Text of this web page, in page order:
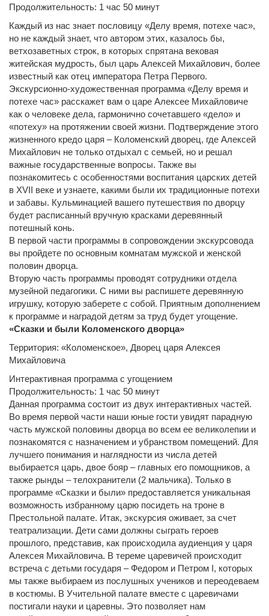
Продолжительность: 1 час 50 минут
Каждый из нас знает пословицу «Делу время, потехе час»,
но не каждый знает, что автором этих, казалось бы,
ветхозаветных строк, в которых спрятана вековая
житейская мудрость, был царь Алексей Михайлович, более
известный как отец императора Петра Первого.
Экскурсионно-художественная программа «Делу время и
потехе час» расскажет вам о царе Алексее Михайловиче
как о человеке дела, гармонично сочетавшего «дело» и
«потеху» на протяжении своей жизни. Подтверждение этого
жизненного кредо царя – Коломенский дворец, где Алексей
Михайлович не только отдыхал с семьей, но и решал
важные государственные вопросы. Также вы
познакомитесь с особенностями воспитания царских детей
в XVII веке и узнаете, какими были их традиционные потехи
и забавы. Кульминацией вашего путешествия по дворцу
будет расписанный вручную красками деревянный
потешный конь.
В первой части программы в сопровождении экскурсовода
вы пройдете по основным комнатам мужской и женской
половин дворца.
Вторую часть программы проводят сотрудники отдела
музейной педагогики. С ними вы распишете деревянную
игрушку, которую заберете с собой. Приятным дополнением
к программе и наградой детям за труд будет угощение.
«Сказки и были Коломенского дворца»
Территория: «Коломенское», Дворец царя Алексея
Михайловича
Интерактивная программа с угощением
Продолжительность: 1 час 50 минут
Данная программа состоит из двух интерактивных частей.
Во время первой части наши юные гости увидят парадную
часть мужской половины дворца во всем ее великолепии и
познакомятся с назначением и убранством помещений. Для
лучшего понимания и наглядности из числа детей
выбирается царь, двое бояр – главных его помощников, а
также рынды – телохранители (2 мальчика). Только в
программе «Сказки и были» предоставляется уникальная
возможность избранному царю посидеть на троне в
Престольной палате. Итак, экскурсия оживает, за счет
театрализации. Дети сами должны сыграть героев
прошлого, представив, как происходила аудиенция у царя
Алексея Михайловича. В тереме царевичей происходит
встреча с детьми государя – Федором и Петром I, которых
мы также выбираем из послушных учеников и переодеваем
в костюмы. В Учительной палате вместе с царевичами
постигали науки и царевны. Это позволяет нам